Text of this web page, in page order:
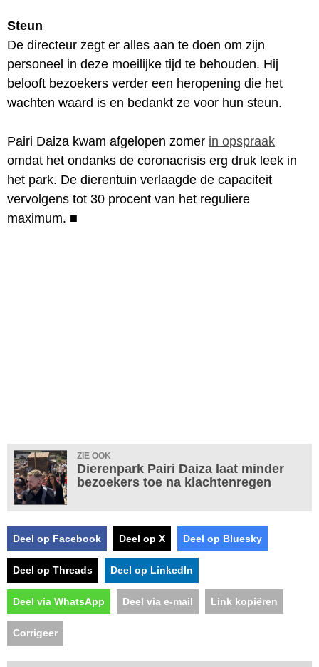
Steun
De directeur zegt er alles aan te doen om zijn
personeel in deze moeilijke tijd te behouden. Hij
belooft bezoekers verder een heropening die het
wachten waard is en bedankt ze voor hun steun.
Pairi Daiza kwam afgelopen zomer in opspraak
omdat het ondanks de coronacrisis erg druk leek in
het park. De dierentuin verlaagde de capaciteit
vervolgens tot 30 procent van het reguliere
maximum. ■
ZIE OOK
Dierenpark Pairi Daiza laat minder
bezoekers toe na klachtenregen
Deel op Facebook Deel op X Deel op Bluesky
Deel op Threads Deel op LinkedIn
Deel via WhatsApp Deel via e-mail Link kopiëren
Corrigeer